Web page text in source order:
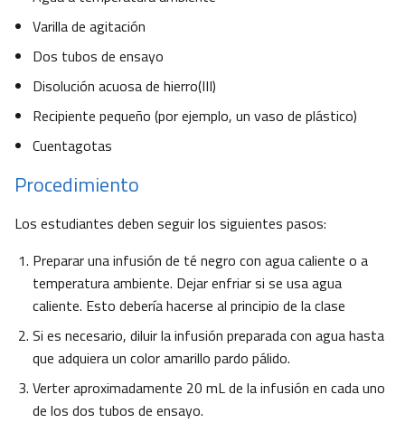
Varilla de agitación
Dos tubos de ensayo
Disolución acuosa de hierro(III)
Recipiente pequeño (por ejemplo, un vaso de plástico)
Cuentagotas
Procedimiento
Los estudiantes deben seguir los siguientes pasos:
Preparar una infusión de té negro con agua caliente o a
temperatura ambiente. Dejar enfriar si se usa agua
caliente. Esto debería hacerse al principio de la clase
Si es necesario, diluir la infusión preparada con agua hasta
que adquiera un color amarillo pardo pálido.
Verter aproximadamente 20 mL de la infusión en cada uno
de los dos tubos de ensayo.